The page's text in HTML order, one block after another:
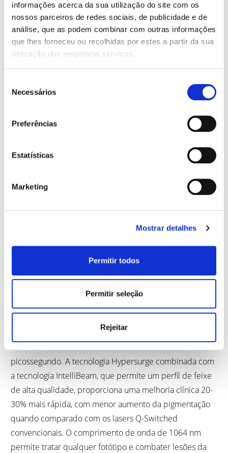
informações acerca da sua utilização do site com os
nossos parceiros de redes sociais, de publicidade e de
análise, que as podem combinar com outras informações
que lhes forneceu ou recolhidas por estes a partir da sua
utilização dos respetivos serviços.
Necessários
Preferências
Estatísticas
Marketing
Mostrar detalhes
Permitir todos
Permitir seleção
Rejeitar
HOLLYWOOD SPECTRA
Com a tecnologia Hypersurge, Hollywood Spectra
que os lasers Q-Switched convencionais. Desta forma, o
efeito fotoacústico é similar ao dos lasers de
picossegundo. A tecnologia Hypersurge combinada com
a tecnologia IntelliBeam, que permite um perfil de feixe
de alta qualidade, proporciona uma melhoria clínica 20-
30% mais rápida, com menor aumento da pigmentação
quando comparado com os lasers Q-Switched
convencionais. O comprimento de onda de 1064 nm
permite tratar qualquer fotótipo e combater lesões da